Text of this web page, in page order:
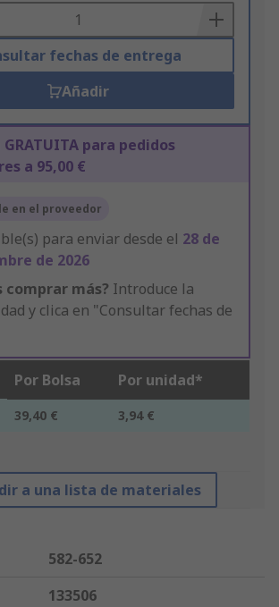
fechas de entrega
Añadir
para pedidos
a 95,00 €
en el proveedor
para enviar desde el 28 de
de 2026
comprar más? Introduce la
y clica en "Consultar fechas de
Por Bolsa Por unidad*
39,40 € 3,94 €
a una lista de materiales
582-652
133506